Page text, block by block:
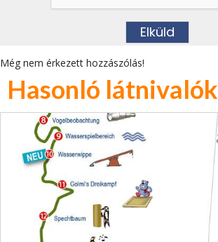
Még nem érkezett hozzászólás!
Hasonló látnivalók